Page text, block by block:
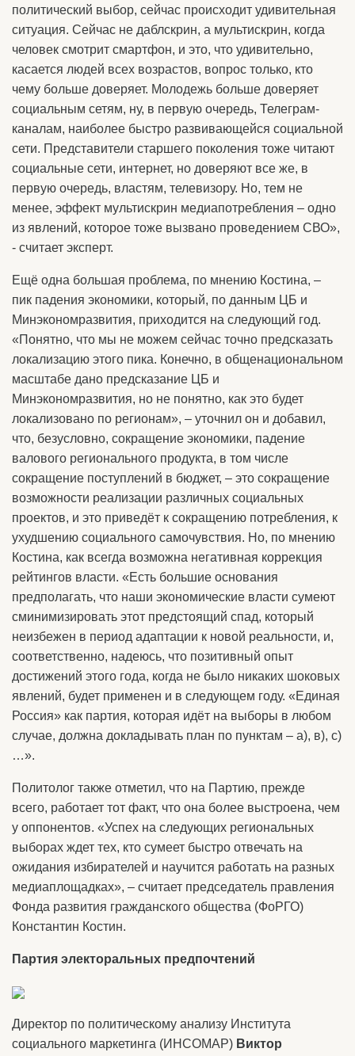
политический выбор, сейчас происходит удивительная
ситуация. Сейчас не даблскрин, а мультискрин, когда
человек смотрит смартфон, и это, что удивительно,
касается людей всех возрастов, вопрос только, кто
чему больше доверяет. Молодежь больше доверяет
социальным сетям, ну, в первую очередь, Телеграм-
каналам, наиболее быстро развивающейся социальной
сети. Представители старшего поколения тоже читают
социальные сети, интернет, но доверяют все же, в
первую очередь, властям, телевизору. Но, тем не
менее, эффект мультискрин медиапотребления – одно
из явлений, которое тоже вызвано проведением СВО»,
- считает эксперт.
Ещё одна большая проблема, по мнению Костина, –
пик падения экономики, который, по данным ЦБ и
Минэкономразвития, приходится на следующий год.
«Понятно, что мы не можем сейчас точно предсказать
локализацию этого пика. Конечно, в общенациональном
масштабе дано предсказание ЦБ и
Минэкономразвития, но не понятно, как это будет
локализовано по регионам», – уточнил он и добавил,
что, безусловно, сокращение экономики, падение
валового регионального продукта, в том числе
сокращение поступлений в бюджет, – это сокращение
возможности реализации различных социальных
проектов, и это приведёт к сокращению потребления, к
ухудшению социального самочувствия. Но, по мнению
Костина, как всегда возможна негативная коррекция
рейтингов власти. «Есть большие основания
предполагать, что наши экономические власти сумеют
сминимизировать этот предстоящий спад, который
неизбежен в период адаптации к новой реальности, и,
соответственно, надеюсь, что позитивный опыт
достижений этого года, когда не было никаких шоковых
явлений, будет применен и в следующем году. «Единая
Россия» как партия, которая идёт на выборы в любом
случае, должна докладывать план по пунктам – а), в), с)
…».
Политолог также отметил, что на Партию, прежде
всего, работает тот факт, что она более выстроена, чем
у оппонентов. «Успех на следующих региональных
выборах ждет тех, кто сумеет быстро отвечать на
ожидания избирателей и научится работать на разных
медиаплощадках», – считает председатель правления
Фонда развития гражданского общества (ФоРГО)
Константин Костин.
Партия электоральных предпочтений
Директор по политическому анализу Института
социального маркетинга (ИНСОМАР) Виктор